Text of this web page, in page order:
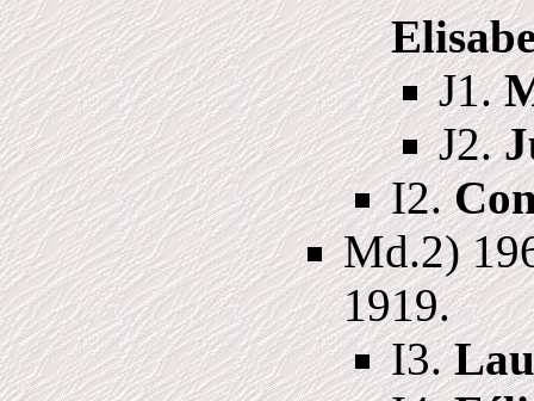
J1.
J2.
I2.
Md.2)
1919.
I3.